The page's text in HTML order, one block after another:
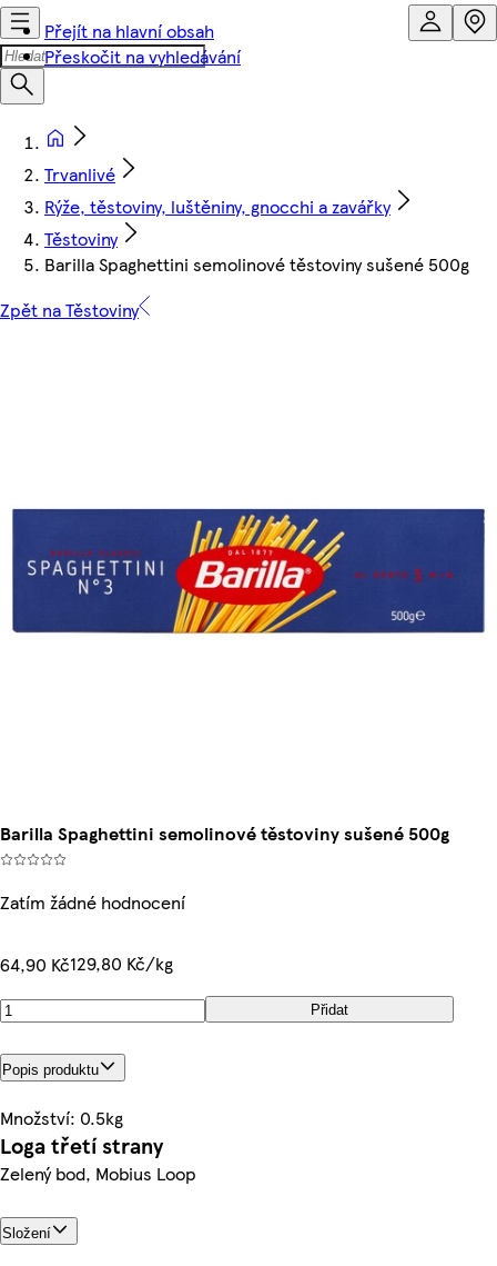
Přejít na hlavní obsah
Přeskočit na vyhledávání
Trvanlivé
Rýže, těstoviny, luštěniny, gnocchi a zavářky
Těstoviny
Barilla Spaghettini semolinové těstoviny sušené 500g
Zpět na Těstoviny
Barilla Spaghettini semolinové těstoviny sušené 500g
Zatím žádné hodnocení
64,90 Kč129,80 Kč/kg
Přidat
Popis produktu
Množství: 0.5kg
Loga třetí strany
Zelený bod, Mobius Loop
Složení